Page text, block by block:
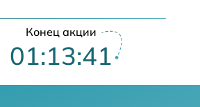
Конец акции
01:13:40